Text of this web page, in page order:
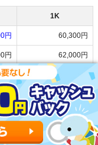
1K
円 60,300円
円 62,000円
円 58,900円
円 64,400円
円 62,200円
建物取引業協会連合会(2024年3月)」